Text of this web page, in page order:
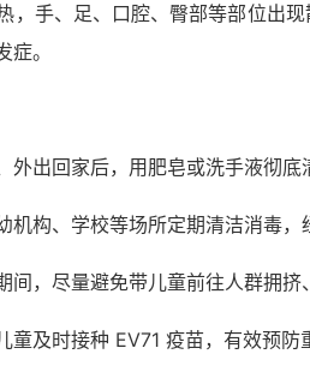
，手、足、口腔、臀部等部位出
。
外出回家后，用肥皂或洗手液彻底
机构、学校等场所定期清洁消毒，
间，尽量避免带儿童前往人群拥挤
童及时接种 EV71 疫苗，有效预防